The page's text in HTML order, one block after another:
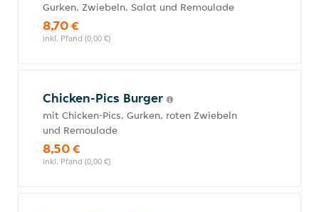
Gurken, Zwiebeln, Salat und Remoulade
8,70 €
inkl. Pfand (0,00 €)
Chicken-Pics Burger
mit Chicken-Pics, Gurken, roten Zwiebeln
und Remoulade
8,50 €
inkl. Pfand (0,00 €)